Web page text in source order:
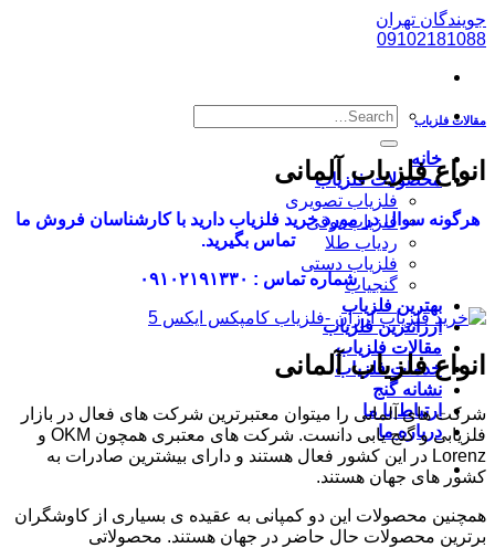
پرش
به
جویندگان تهران
09102181088
خانه
محصولات فلزیاب
فلزیاب تصویری
فلزیاب بوقی
ردیاب طلا
فلزیاب دستی
گنجیاب
بهترین فلزیاب
ارزانترین فلزیاب
مقالات فلزیاب
خدمات فلزیاب
نشانه گنج
ارتباط با ما
درباره ما
مقالات فلزیاب
انواع فلزیاب آلمانی
هرگونه سوال در مورد خرید فلزیاب دارید با کارشناسان فروش ما
تماس بگیرید.
شماره تماس : ۰۹۱۰۲۱۹۱۳۳۰
انواع فلزیاب آلمانی
شرکت های آلمانی را میتوان معتبرترین شرکت های فعال در بازار
فلزیابی و گنج یابی دانست. شرکت های معتبری همچون OKM و
Lorenz در این کشور فعال هستند و دارای بیشترین صادرات به
کشور های جهان هستند.
همچنین محصولات این دو کمپانی به عقیده ی بسیاری از کاوشگران
برترین محصولات حال حاضر در جهان هستند. محصولاتی